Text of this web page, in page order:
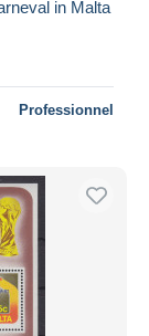
in Malta
Professionnel